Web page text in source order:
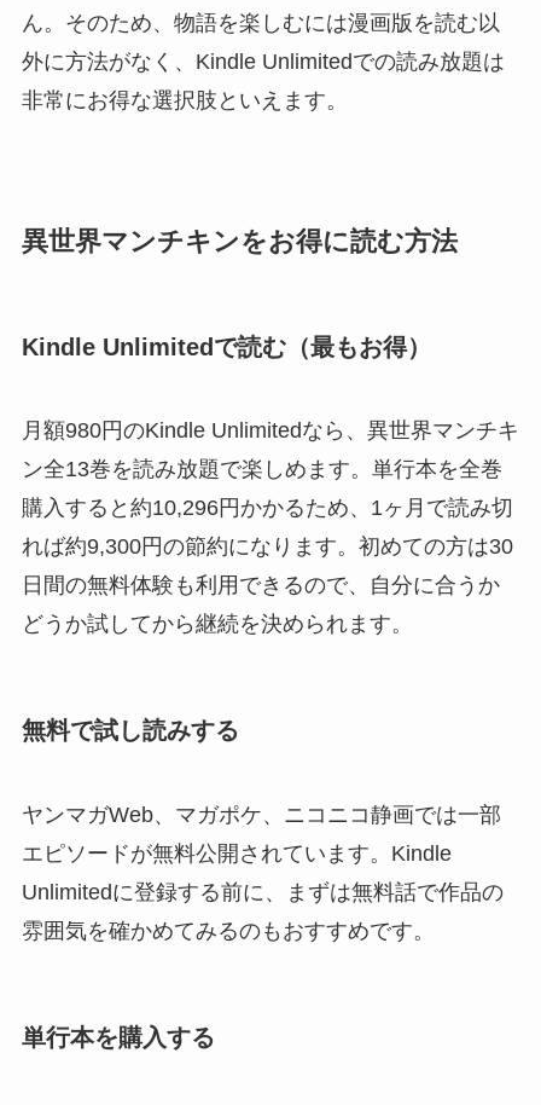
ん。そのため、物語を楽しむには漫画版を読む以
外に方法がなく、Kindle Unlimitedでの読み放題は
非常にお得な選択肢といえます。
異世界マンチキンをお得に読む方法
Kindle Unlimitedで読む（最もお得）
月額980円のKindle Unlimitedなら、異世界マンチキ
ン全13巻を読み放題で楽しめます。単行本を全巻
購入すると約10,296円かかるため、1ヶ月で読み切
れば約9,300円の節約になります。初めての方は30
日間の無料体験も利用できるので、自分に合うか
どうか試してから継続を決められます。
無料で試し読みする
ヤンマガWeb、マガポケ、ニコニコ静画では一部
エピソードが無料公開されています。Kindle
Unlimitedに登録する前に、まずは無料話で作品の
雰囲気を確かめてみるのもおすすめです。
単行本を購入する